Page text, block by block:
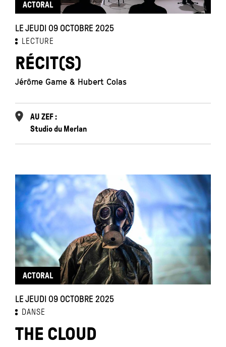
ACTORAL
LE JEUDI 09 OCTOBRE 2025
LECTURE
RÉCIT(S)
Jérôme Game & Hubert Colas
AU ZEF :
Studio du Merlan
ACTORAL
LE JEUDI 09 OCTOBRE 2025
DANSE
THE CLOUD